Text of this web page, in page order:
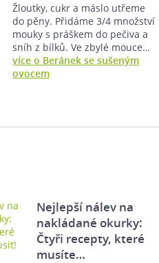
Žloutky, cukr a máslo utřeme
do pěny. Přidáme 3/4 množství
mouky s práškem do pečiva a
sníh z bílků. Ve zbylé mouce…
více o Beránek se sušeným
ovocem
Nejlepší nálev na
nakládané okurky:
Čtyři recepty, které
musíte…